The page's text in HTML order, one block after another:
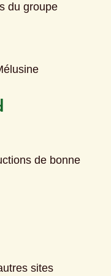
du groupe
de bonne
sites